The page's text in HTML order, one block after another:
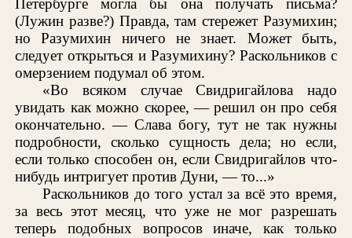
Петербурге могла бы она получать письма?
(Лужин разве?) Правда, там стережет Разумихин;
но Разумихин ничего не знает. Может быть,
следует открыться и Разумихину? Раскольников с
омерзением подумал об этом.
«Во всяком случае Свидригайлова надо
увидать как можно скорее, — решил он про себя
окончательно. — Слава богу, тут не так нужны
подробности, сколько сущность дела; но если,
если только способен он, если Свидригайлов что-
нибудь интригует против Дуни, — то...»
Раскольников до того устал за всё это время,
за весь этот месяц, что уже не мог разрешать
теперь подобных вопросов иначе, как только